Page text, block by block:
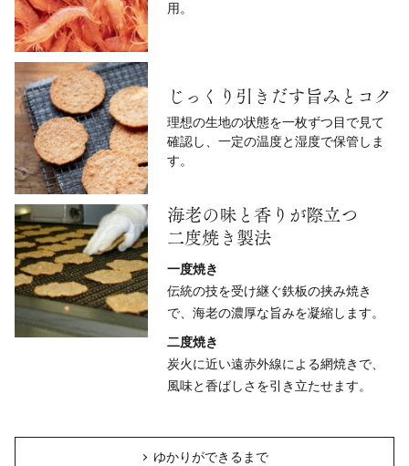
用。
じっくり引きだす旨みとコク
理想の生地の状態を一枚ずつ目で見て
確認し、一定の温度と湿度で保管しま
す。
海老の味と香りが際立つ
二度焼き製法
一度焼き
伝統の技を受け継ぐ鉄板の挟み焼き
で、海老の濃厚な旨みを凝縮します。
二度焼き
炭火に近い遠赤外線による網焼きで、
風味と香ばしさを引き立たせます。
ゆかりができるまで